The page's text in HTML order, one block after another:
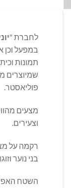
לחברת "
במפעל וכן
תמונות
שמיוצרים
פוליאסטר.
מצעים
וצעירים.
רקמה על
בני נוער
השטח